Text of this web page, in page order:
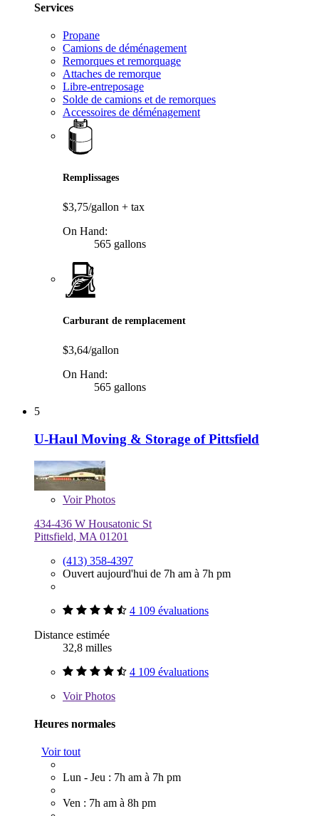
Services
Propane
Camions de déménagement
Remorques et remorquage
Attaches de remorque
Libre-entreposage
Solde de camions et de remorques
Accessoires de déménagement
Remplissages
$3,75/gallon + tax
On Hand:
565 gallons
Carburant de remplacement
$3,64/gallon
On Hand:
565 gallons
5
U-Haul Moving & Storage of Pittsfield
VoirPhotos
434-436 W Housatonic St
Pittsfield, MA 01201
(413) 358-4397
Ouvert aujourd'hui de 7h am à 7h pm
4 109 évaluations
Distance estimée
32,8 milles
4 109 évaluations
VoirPhotos
Heures normales
Voir tout
Lun - Jeu : 7h am à 7h pm
Ven : 7h am à 8h pm